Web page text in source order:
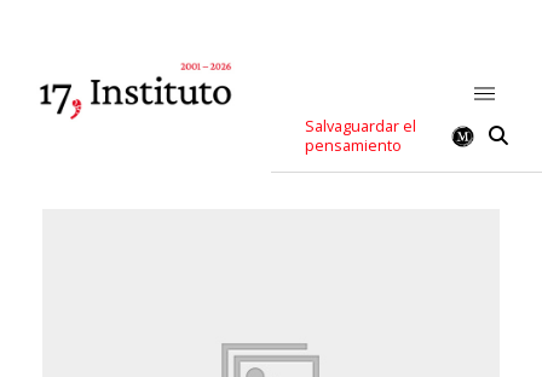
Salvaguardar el
pensamiento